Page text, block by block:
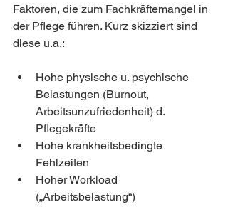
Faktoren, die zum Fachkräftemangel in
der Pflege führen. Kurz skizziert sind
diese u.a.:
Hohe physische u. psychische
Belastungen (Burnout,
Arbeitsunzufriedenheit) d.
Pflegekräfte
Hohe krankheitsbedingte
Fehlzeiten
Hoher Workload
(„Arbeitsbelastung“)